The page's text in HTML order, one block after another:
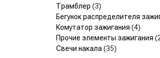
Трамблер (3)
Бегунок распределителя
Комутатор зажигания (4)
Прочие элементы зажигания
Свечи накала (35)